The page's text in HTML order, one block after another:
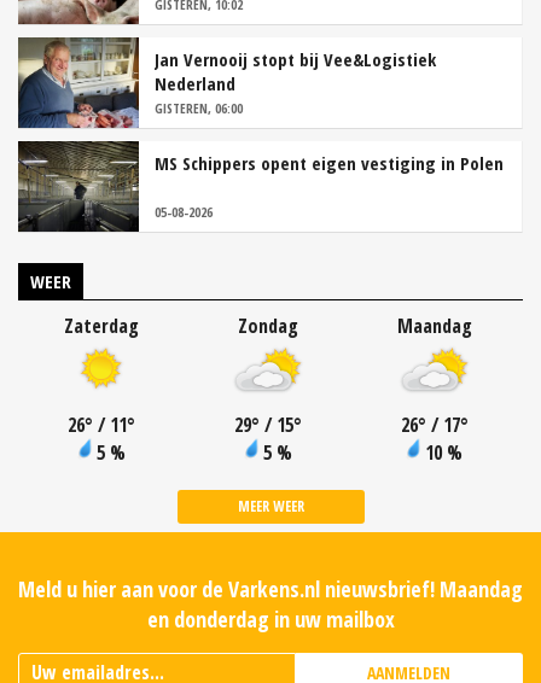
GISTEREN, 10:02
Jan Vernooij stopt bij Vee&Logistiek
Nederland
GISTEREN, 06:00
MS Schippers opent eigen vestiging in Polen
05-08-2026
WEER
Zaterdag
26° / 11°
5 %
Zondag
29° / 15°
5 %
Maandag
26° / 17°
10 %
MEER WEER
Meld u hier aan voor de Varkens.nl nieuwsbrief! Maandag
en donderdag in uw mailbox
AANMELDEN